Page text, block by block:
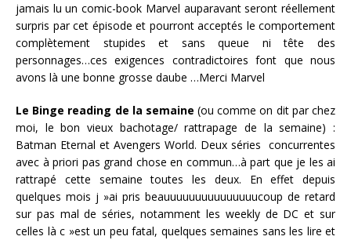
jamais lu un comic-book Marvel auparavant seront réellement
surpris par cet épisode et pourront acceptés le comportement
complètement stupides et sans queue ni tête des
personnages…ces exigences contradictoires font que nous
avons là une bonne grosse daube …Merci Marvel
Le Binge reading de la semaine (ou comme on dit par chez
moi, le bon vieux bachotage/ rattrapage de la semaine) :
Batman Eternal et Avengers World. Deux séries concurrentes
avec à priori pas grand chose en commun…à part que je les ai
rattrapé cette semaine toutes les deux. En effet depuis
quelques mois j »ai pris beauuuuuuuuuuuuuuucoup de retard
sur pas mal de séries, notamment les weekly de DC et sur
celles là c »est un peu fatal, quelques semaines sans les lire et